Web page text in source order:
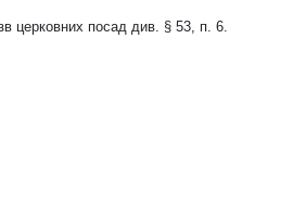
церковних посад див. § 53, п. 6.